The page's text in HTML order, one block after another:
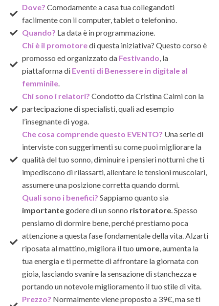
Dove? Comodamente a casa tua collegandoti
facilmente con il computer, tablet o telefonino.
Quando? La data è in programmazione.
Chi è il promotoredi questa iniziativa? Questo corso è
promosso ed organizzato da Festivando, la
piattaforma di Eventi di Benessere in digitale al
femminile.
Chi sono i relatori? Condotto da Cristina Caimi con la
partecipazione di specialisti, quali ad esempio
l’insegnante di yoga.
Che cosa comprende questo EVENTO? Una serie di
interviste con suggerimenti su come puoi migliorare la
qualità del tuo sonno, diminuire i pensieri notturni che ti
impediscono di rilassarti, allentare le tensioni muscolari,
assumere una posizione corretta quando dormi.
Quali sono i benefici? Sappiamo quanto sia
importantegodere di un sonno ristoratore. Spesso
pensiamo di dormire bene, perché prestiamo poca
attenzione a questa fase fondamentale della vita. Alzarti
riposata al mattino, migliora il tuo umore, aumenta la
tua energia e ti permette di affrontare la giornata con
gioia, lasciando svanire la sensazione di stanchezza e
portando un notevole miglioramento il tuo stile di vita.
Prezzo? Normalmente viene proposto a 39€, ma se ti